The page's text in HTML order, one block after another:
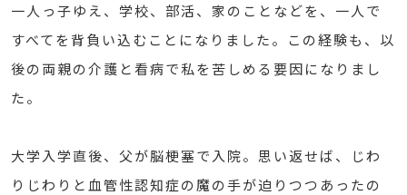
一人っ子ゆえ、学校、部活、家のことなどを、一人で
すべてを背負い込むことになりました。この経験も、以
後の両親の介護と看病で私を苦しめる要因になりまし
た。
大学入学直後、父が脳梗塞で入院。思い返せば、じわ
りじわりと血管性認知症の魔の手が迫りつつあったの